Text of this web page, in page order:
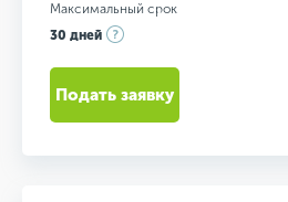
Максимальный срок
30 дней
Подать заявку